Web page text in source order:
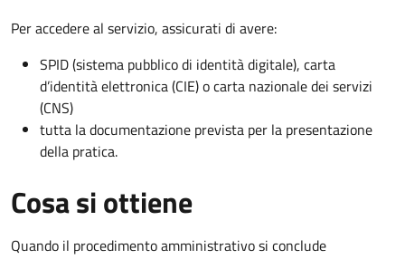
Per accedere al servizio, assicurati di avere:
SPID (sistema pubblico di identità digitale), carta
d’identità elettronica (CIE) o carta nazionale dei servizi
(CNS)
tutta la documentazione prevista per la presentazione
della pratica.
Cosa si ottiene
Quando il procedimento amministrativo si conclude